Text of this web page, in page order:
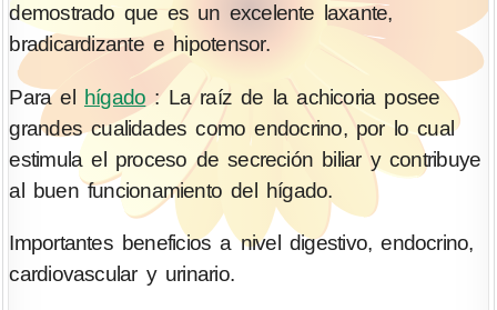
demostrado que es un excelente laxante,
bradicardizante e hipotensor.
Para el hígado : La raíz de la achicoria posee
grandes cualidades como endocrino, por lo cual
estimula el proceso de secreción biliar y contribuye
al buen funcionamiento del hígado.
Importantes beneficios a nivel digestivo, endocrino,
cardiovascular y urinario.